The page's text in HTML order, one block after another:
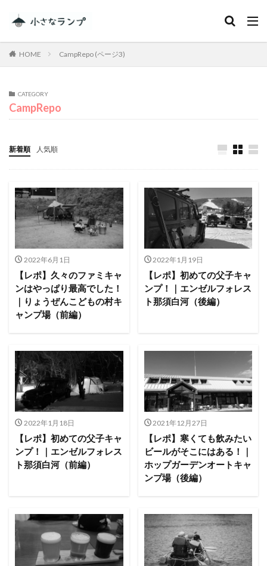
HOME CampRepo (ページ3)
CATEGORY
CampRepo
新着順 人気順
2022年6月1日
【レポ】久々のファミキャ
ンはやっぱり最高でした！
｜りょうぜんこどもの村キ
ャンプ場（前編）
2022年1月19日
【レポ】初めての父子キャ
ンプ！｜エンゼルフォレス
ト那須白河（後編）
2022年1月18日
【レポ】初めての父子キャ
ンプ！｜エンゼルフォレス
ト那須白河（前編）
2021年12月27日
【レポ】寒くても飲みたい
ビールがそこにはある！｜
ホップガーデンオートキャ
ンプ場（後編）
カテゴリー
タグ
シェアカメ
RV RESORT 猪苗代モビレージ
メープル那須高原キャンプグランド
キャンプ・アンド・キャビンズ那須高原
スノーピーク白河高原
anniversary
KEEN
Nikon
五色温泉オートキャンプ場
スキー
ACNあぶくまキャンプランド
商品提供
ほとりの遊びばキャンプ場
龍の国オートキャンプ場
春キャンプ
RICOH GRⅢ 注意喚起
trip
キャンプ場選び
ソロキャンプ
グランディ羽鳥湖スキーリゾート
さゆりオートパーク
前が岳アウトドアパーク
GoPro
車検
タイヤ交換
かいぞくの森キャンプ場
キャンプ庭小会瀬の森
天神浜オートキャンプ場
秘境駅
キャンプギアレビュー
秋キャンプ
りょうぜんこどもの村キャンプ場
開封
塩原グリーンビレッジ
Anker
BUB RESORT Chosei Village
キャンプギアカスタム